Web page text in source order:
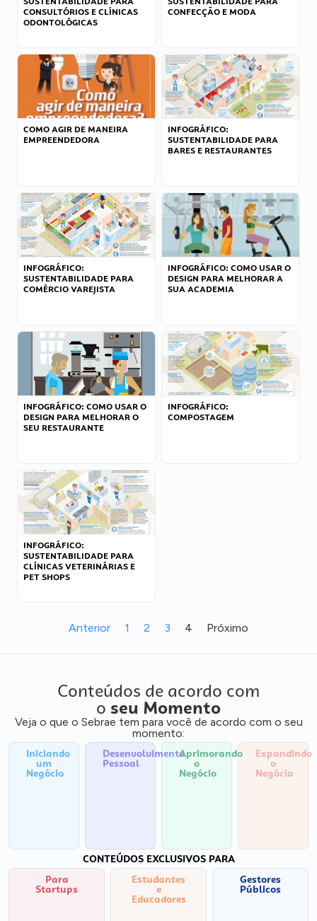
CONSULTÓRIOS E CLÍNICAS
ODONTOLÓGICAS
CONFECÇÃO E MODA
COMO AGIR DE MANEIRA
EMPREENDEDORA
INFOGRÁFICO:
SUSTENTABILIDADE PARA
BARES E RESTAURANTES
INFOGRÁFICO:
SUSTENTABILIDADE PARA
COMÉRCIO VAREJISTA
INFOGRÁFICO: COMO USAR O
DESIGN PARA MELHORAR A
SUA ACADEMIA
INFOGRÁFICO: COMO USAR O
DESIGN PARA MELHORAR O
SEU RESTAURANTE
INFOGRÁFICO:
COMPOSTAGEM
INFOGRÁFICO:
SUSTENTABILIDADE PARA
CLÍNICAS VETERINÁRIAS E
PET SHOPS
Anterior 1 2 3 4 Próximo
Conteúdos de acordo com
o seu Momento
Veja o que o Sebrae tem para você de acordo com o seu
momento:
Iniciando
um
Negócio
Desenvolvimento
Pessoal
Aprimorando
o
Negócio
Expandindo
o
Negócio
CONTEÚDOS EXCLUSIVOS PARA
Para
Startups
Estudantes
e
Educadores
Gestores
Públicos